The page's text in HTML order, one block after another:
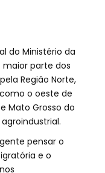
do Ministério da
maior parte dos
Região Norte,
o oeste de
Mato Grosso do
pensar o
e o